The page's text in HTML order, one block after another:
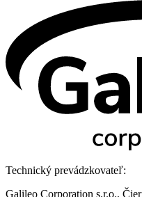
Technický prevádzkovateľ:
Galileo Corporation s.r.o.,